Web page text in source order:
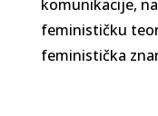
komunikacije,
feminističku
feministička